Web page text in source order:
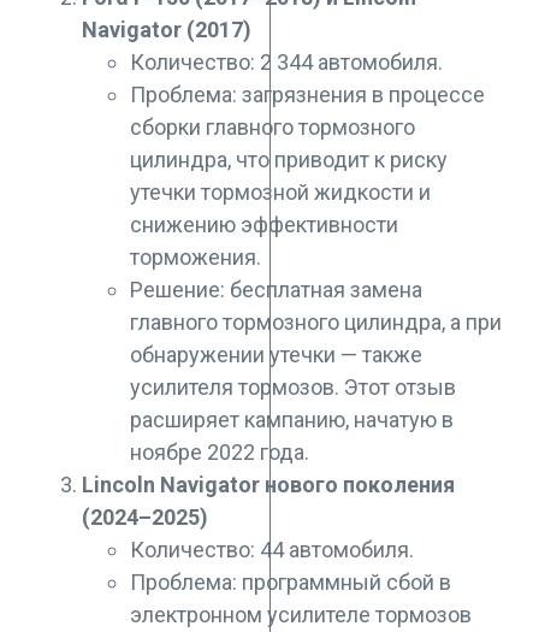
Navigator (2017)
Количество: 2 344 автомобиля.
Проблема: загрязнения в процессе
сборки главного тормозного
цилиндра, что приводит к риску
утечки тормозной жидкости и
снижению эффективности
торможения.
Решение: бесплатная замена
главного тормозного цилиндра, а при
обнаружении утечки — также
усилителя тормозов. Этот отзыв
расширяет кампанию, начатую в
ноябре 2022 года.
Lincoln Navigator нового поколения
(2024–2025)
Количество: 44 автомобиля.
Проблема: программный сбой в
электронном усилителе тормозов